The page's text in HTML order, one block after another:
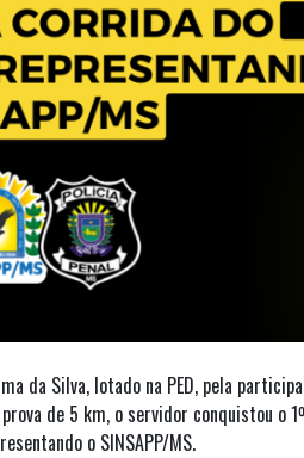
da Silva, lotado na PED, pela
de 5 km, o servidor conquistou o
o SINSAPP/MS.